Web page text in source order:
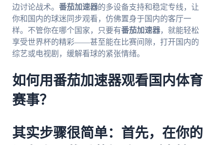
边讨论战术。 番茄加速器的多设备支持和稳定专线，让
你和国内的球迷同步观看，仿佛置身于国内的客厅一
样。不管你在哪个国家，只要有番茄加速器，就能轻松
享受世界杯的精彩——甚至能在比赛间隙，打开国内的
综艺或电视剧，缓解看球的紧张情绪。
如何用番茄加速器观看国内体育
赛事？
其实步骤很简单：首先，在你的